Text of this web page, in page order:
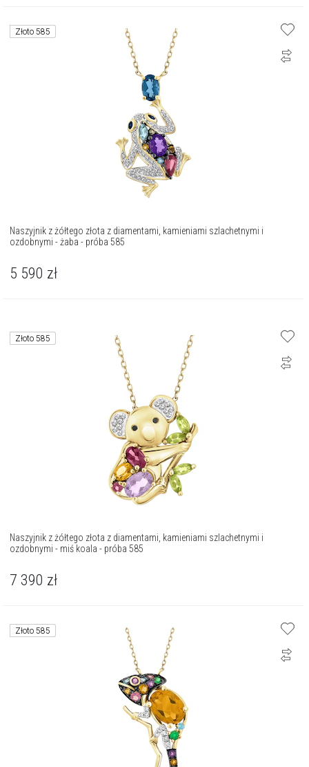
Złoto 585
Naszyjnik z żółtego złota z diamentami, kamieniami szlachetnymi i
ozdobnymi - żaba - próba 585
5 590 zł
Złoto 585
Naszyjnik z żółtego złota z diamentami, kamieniami szlachetnymi i
ozdobnymi - miś koala - próba 585
7 390 zł
Złoto 585